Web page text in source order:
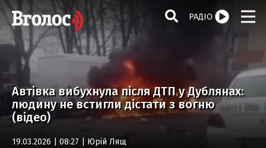
РАДІО
Автівка вибухнула після ДТП у Дублянах:
людину не встигли дістати з вогню
(відео)
19.03.2026 | 08:27 | Юрій Лящ